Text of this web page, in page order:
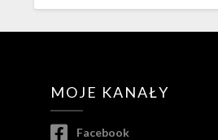
MOJE KANAŁY
Facebook